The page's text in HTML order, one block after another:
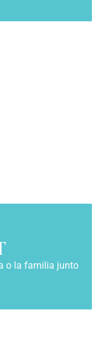
o la familia junto